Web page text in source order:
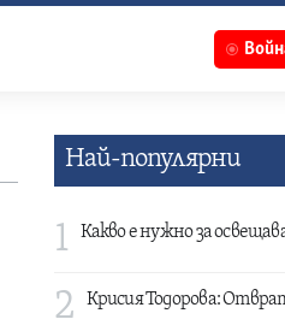
Най-популярни
1 Какво е нужно за
2 Крисия Тодорова: